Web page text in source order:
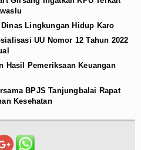
Dinas Lingkungan Hidup Karo
UU Nomor 12 Tahun 2022
Hasil Pemeriksaan Keuangan
BPJS Tanjungbalai Rapat
Kesehatan